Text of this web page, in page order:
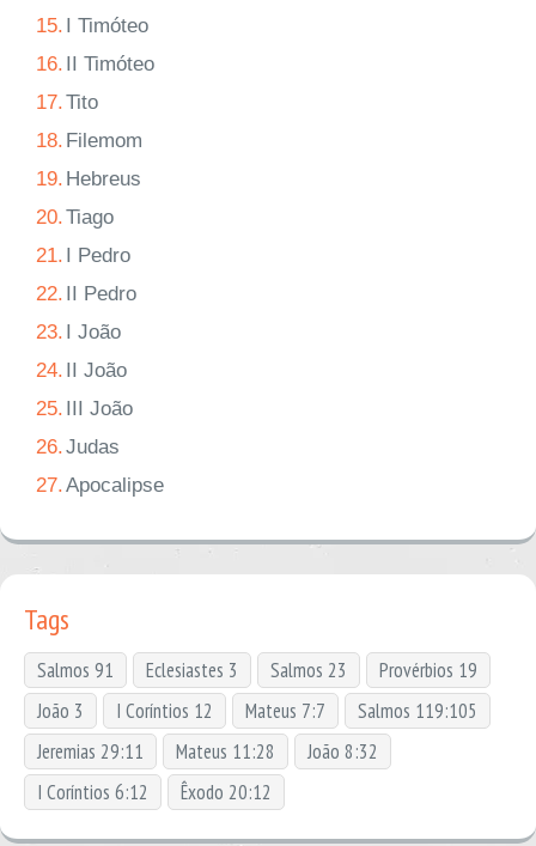
15. I Timóteo
16. II Timóteo
17.Tito
18. Filemom
19. Hebreus
20.Tiago
21. I Pedro
22. II Pedro
23. I João
24. II João
25. III João
26.Judas
27.Apocalipse
Tags
Salmos 91 Eclesiastes 3 Salmos 23
Provérbios 19
João 3
I Coríntios 12 Mateus 7:7
Salmos 119:105
Jeremias 29:11
Mateus 11:28
João 8:32
I Coríntios 6:12
Êxodo 20:12